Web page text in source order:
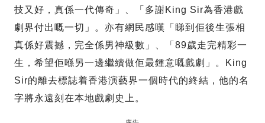
技又好，真係一代傳奇」、「多謝King Sir為香港戲
劇界付出嘅一切」。亦有網民感嘆「睇到佢後生張相
真係好震撼，完全係男神級數」、「89歲走完精彩一
生，希望佢喺另一邊繼續做佢最鍾意嘅戲劇」。King
Sir的離去標誌着香港演藝界一個時代的終結，他的名
字將永遠刻在本地戲劇史上。